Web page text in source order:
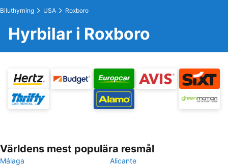
Biluthyrning USA Roxboro
Hyrbilar i Roxboro
Världens mest populära resmål
Málaga
Alicante